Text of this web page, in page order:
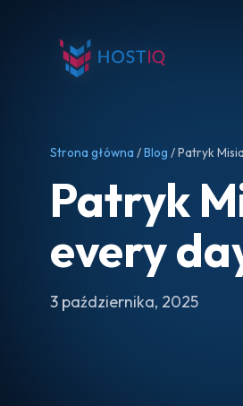
Strona główna /Blog / Patryk
Patryk
every
3 października, 2025